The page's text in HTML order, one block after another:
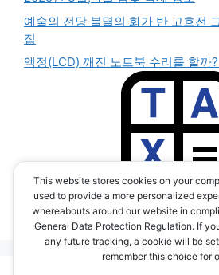
예술의 전당 불멸의 화가 반 고흐전
집
액정(LCD) 깨진 노트북 수리를 할까
부가세 계산기 앱
(TAX CALC APP)
This website stores cookies on your
used to provide a more personalized
whereabouts around our website in
General Data Protection Regulation. If
any future tracking, a cookie will be
remember this choice for